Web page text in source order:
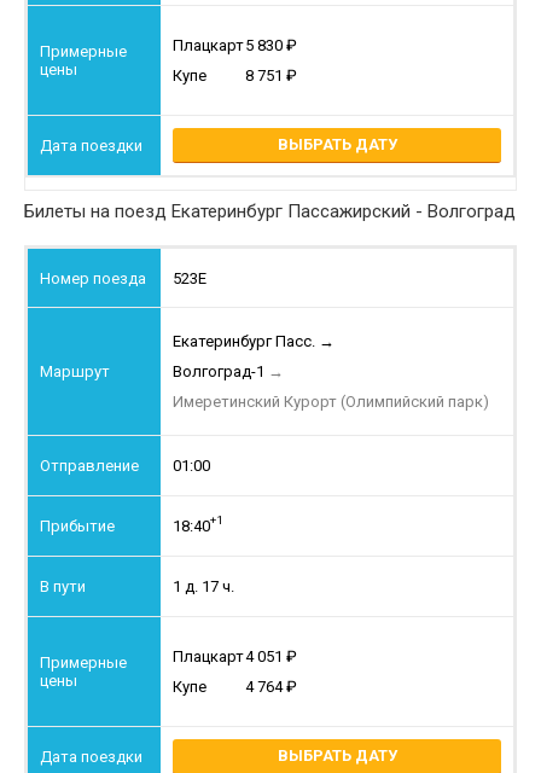
Плацкарт5 830
Купе
8 751
ВЫБРАТЬ ДАТУ
Билеты на поезд Екатеринбург Пассажирский - Волгоград
523Е
Екатеринбург Пасс. →
Волгоград-1 →
Имеретинский Курорт (Олимпийский парк)
01:00
18:40+1
1 д. 17 ч.
Плацкарт4 051
Купе
4 764
ВЫБРАТЬ ДАТУ